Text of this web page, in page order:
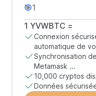
1 YVWBTC =
Connexion
automatique de
Synchronisation
Metamask ...
10,000 cryptos
Données